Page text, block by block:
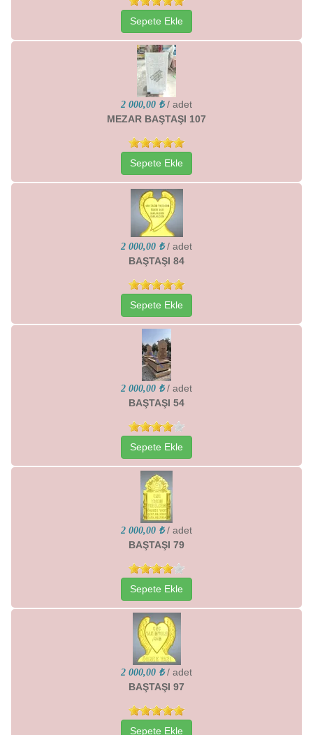
Sepete Ekle
2 000,00 ₺ / adet
MEZAR BAŞTAŞI 107
Sepete Ekle
2 000,00 ₺ / adet
BAŞTAŞI 84
Sepete Ekle
2 000,00 ₺ / adet
BAŞTAŞI 54
Sepete Ekle
2 000,00 ₺ / adet
BAŞTAŞI 79
Sepete Ekle
2 000,00 ₺ / adet
BAŞTAŞI 97
Sepete Ekle